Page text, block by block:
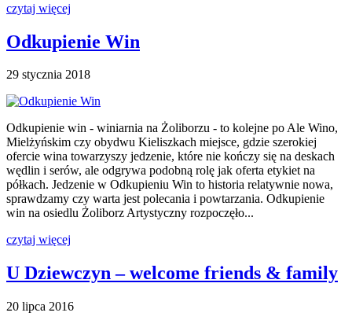
czytaj więcej
Odkupienie Win
29 stycznia 2018
Odkupienie win - winiarnia na Żoliborzu - to kolejne po Ale Wino,
Mielżyńskim czy obydwu Kieliszkach miejsce, gdzie szerokiej
ofercie wina towarzyszy jedzenie, które nie kończy się na deskach
wędlin i serów, ale odgrywa podobną rolę jak oferta etykiet na
półkach. Jedzenie w Odkupieniu Win to historia relatywnie nowa,
sprawdzamy czy warta jest polecania i powtarzania. Odkupienie
win na osiedlu Żoliborz Artystyczny rozpoczęło...
czytaj więcej
U Dziewczyn – welcome friends & family
20 lipca 2016